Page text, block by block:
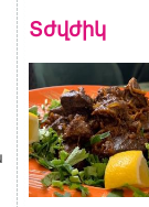
Տժվժիկ